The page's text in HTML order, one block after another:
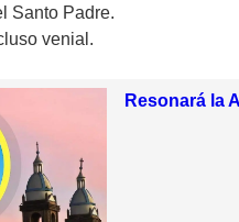
Santo Padre.
venial.
Resonará la